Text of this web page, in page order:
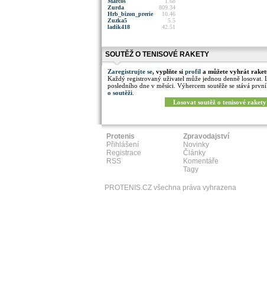
Zurda
809.34
Hrb_bizon_prerie
10.46
Zuzka5
5.5
ladik418
42.51
SOUTĚŽ O TENISOVÉ RAKETY
Zaregistrujte se, vyplňte si profil a můžete vyhrát
Každý registrovaný uživatel může jednou denně
posledního dne v měsíci. Výhercem soutěže se stává
o soutěži
Losovat soutěž o tenisové rakety
Protenis
Přihlášení
Registrace
RSS
Zpravodajství
Novinky
Články
Komentáře
Tagy
PROTENIS.CZ všechna práva vyhrazena